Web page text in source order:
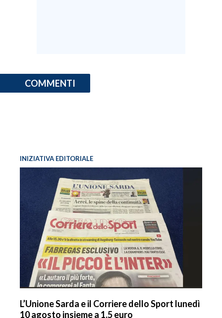
COMMENTI
INIZIATIVA EDITORIALE
L’Unione Sarda e il Corriere dello Sport lunedì
10 agosto insieme a 1,5 euro